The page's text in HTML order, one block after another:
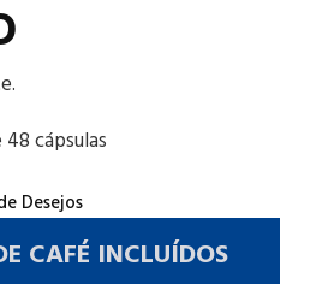
cápsulas
Desejos
CAFÉ INCLUÍDOS